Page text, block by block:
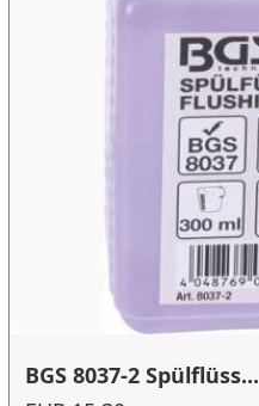
BGS 8037-2 Spülflüss...